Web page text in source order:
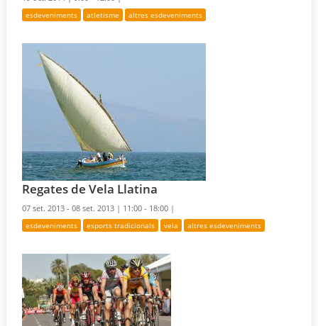
esdeveniments atletisme altres esdeveniments
Regates de Vela Llatina
07 set. 2013 - 08 set. 2013 | 11:00 - 18:00 |
esdeveniments esports tradicionals vela altres esdeveniments